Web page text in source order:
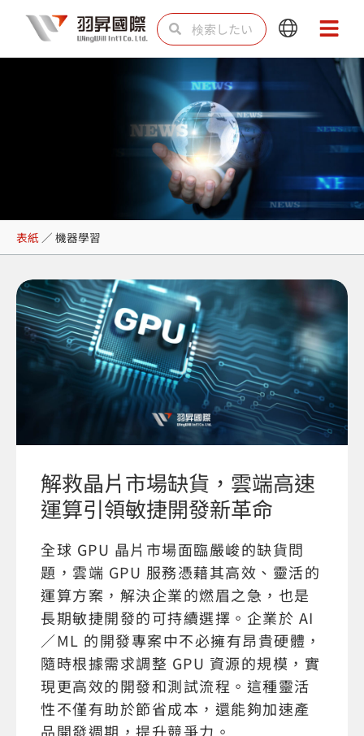
を
検
索 索
Main
Menu
Main
Menu
機器學習
表紙 ／ 機器學習
解救晶片市場缺貨，雲端高速
運算引領敏捷開發新革命
全球 GPU 晶片市場面臨嚴峻的缺貨問
題，雲端 GPU 服務憑藉其高效、靈活的
運算方案，解決企業的燃眉之急，也是
長期敏捷開發的可持續選擇。企業於 AI
／ML 的開發專案中不必擁有昂貴硬體，
隨時根據需求調整 GPU 資源的規模，實
現更高效的開發和測試流程。這種靈活
性不僅有助於節省成本，還能夠加速產
品開發週期，提升競爭力。